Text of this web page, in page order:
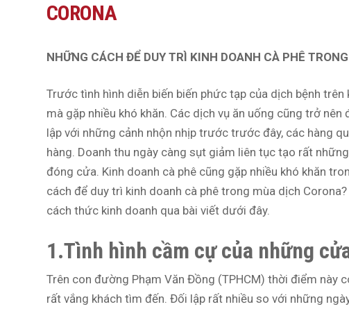
CORONA
NHỮNG CÁCH ĐỂ DUY TRÌ KINH DOANH CÀ PHÊ
Trước tình hình diễn biến biến phức tạp của dịch bệnh
mà gặp nhiều khó khăn. Các dịch vụ ăn uống cũng trở
lập với những cảnh nhộn nhịp trước trước đây, các hàng
hàng. Doanh thu ngày càng sụt giảm liên tục tạo rất
đóng cửa. Kinh doanh cà phê cũng gặp nhiều khó khăn
cách để duy trì kinh doanh cà phê trong mùa dịch
cách thức kinh doanh qua bài viết dưới đây.
1.Tình hình cầm cự của những
Trên con đường Phạm Văn Đồng (TPHCM) thời điểm này
rất vắng khách tìm đến. Đối lập rất nhiều so với những